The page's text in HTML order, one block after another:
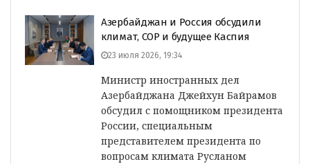
Азербайджан и Россия обсудили
климат, COP и будущее Каспия
23 июля 2026, 19:34
Министр иностранных дел
Азербайджана Джейхун Байрамов
обсудил с помощником президента
России, специальным
представителем президента по
вопросам климата Русланом